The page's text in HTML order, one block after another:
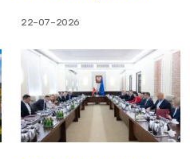
22-07-2026